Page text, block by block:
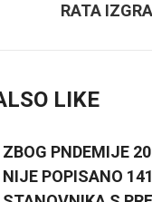
RATA
LIKE
ZBOG PNDEMIJE
NIJE POPISANO